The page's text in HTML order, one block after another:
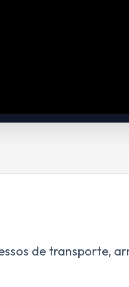
de transporte,